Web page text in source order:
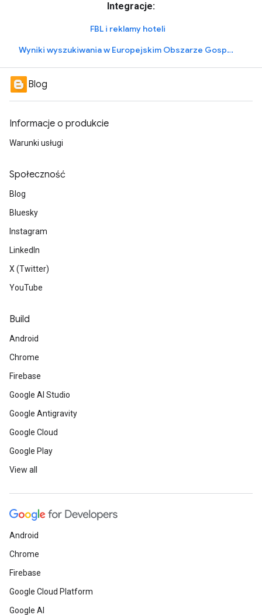
Integracje:
FBL i reklamy hoteli
Wyniki wyszukiwania w Europejskim Obszarze Gospodarczym
Blog
Informacje o produkcie
Warunki usługi
Społeczność
Blog
Bluesky
Instagram
LinkedIn
X (Twitter)
YouTube
Build
Android
Chrome
Firebase
Google AI Studio
Google Antigravity
Google Cloud
Google Play
View all
Android
Chrome
Firebase
Google Cloud Platform
Google AI